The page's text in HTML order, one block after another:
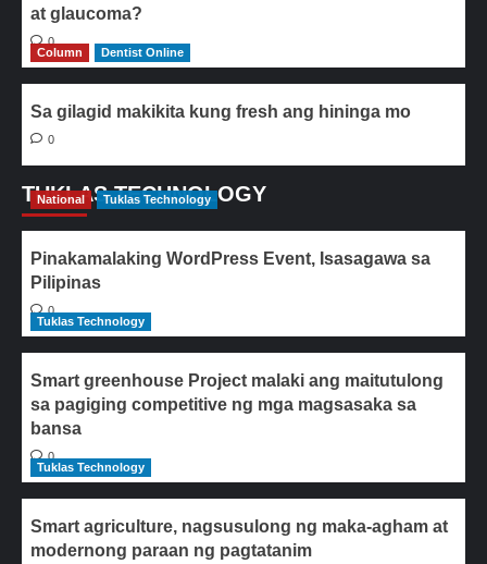
at glaucoma?
0
Column
Dentist Online
Sa gilagid makikita kung fresh ang hininga mo
0
TUKLAS TECHNOLOGY
National Tuklas Technology
Pinakamalaking WordPress Event, Isasagawa sa
Pilipinas
0
Tuklas Technology
Smart greenhouse Project malaki ang maitutulong
sa pagiging competitive ng mga magsasaka sa
bansa
0
Tuklas Technology
Smart agriculture, nagsusulong ng maka-agham at
modernong paraan ng pagtatanim